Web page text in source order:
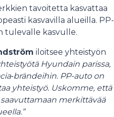
tavoitetta kasvattaa
kasvavilla alueilla. PP-
tulevalle kasvulle.
iloitsee yhteistyön
Hyundain parissa,
‑brändeihin. PP-auto on
yhteistyö. Uskomme, että
merkittävää